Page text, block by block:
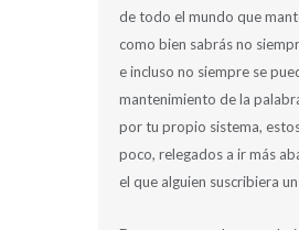
de todo el mundo que
como bien sabrás no
e incluso no siempre se
mantenimiento de la
por tu propio sistema,
poco, relegados a ir más
el que alguien suscribiera